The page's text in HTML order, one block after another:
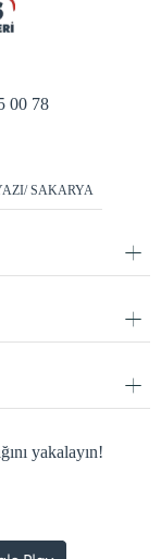
00 78
SAKARYA
yakalayın!